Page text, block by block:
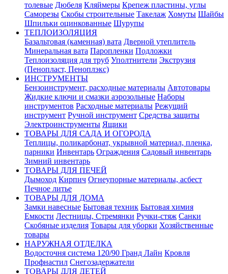
толевые Дюбеля Кляймеры Крепеж пластины, углы
Саморезы Скобы строительные Такелаж Хомуты Шайбы
Шпильки оцинкованные Шурупы
ТЕПЛОИЗОЛЯЦИЯ
Базальтовая (каменная) вата Дверной утеплитель
Минеральная вата Паропленки Подложки
Теплоизоляция для труб Уполтнители Экструзия
(Пенопласт, Пеноплэкс)
ИНСТРУМЕНТЫ
Бензоинструмент, расходные материалы Автотовары
Жидкие ключи и смазки аэрозольные Наборы
инструментов Расходные материалы Режущий
инструмент Ручной инструмент Средства защиты
Электроинструменты Ящики
ТОВАРЫ ДЛЯ САДА И ОГОРОДА
Теплицы, поликарбонат, укрывной материал, пленка,
парники Инвентарь Ограждения Садовый инвентарь
Зимний инвентарь
ТОВАРЫ ДЛЯ ПЕЧЕЙ
Дымоход Кирпич Огнеупорные материалы, асбест
Печное литье
ТОВАРЫ ДЛЯ ДОМА
Замки навесные Бытовая техник Бытовая химия
Емкости Лестницы, Стремянки Ручки-стяж Санки
Скобяные изделия Товары для уборки Хозяйственные
товары
НАРУЖНАЯ ОТДЕЛКА
Водосточня система 120/90 Гранд Лайн Кровля
Профнастил Снегозадержатели
ТОВАРЫ ДЛЯ ДЕТЕЙ